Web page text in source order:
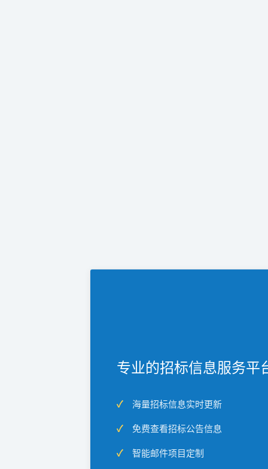
专业的招标信息服务平
海量招标信息实时更新
免费查看招标公告信息
智能邮件项目定制